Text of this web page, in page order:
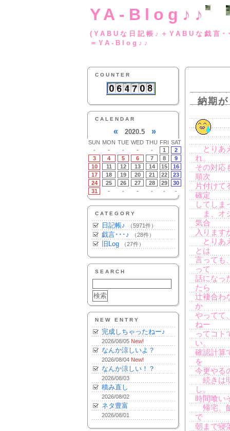
YA-Blog♪♪
(YABUな日記帳♪
＝YA-Blog♪♪
COUNTER
CALENDAR
« 2020.5 »
SUN MON TUE WED THU FRI SAT
-
- - - - 1
2
3
4 5 6 7 8
9
10
11 12 13 14 15
16
17
18 19 20 21 22
23
24
25 26 27 28 29
30
31
- - - - - -
CATEGORY
日記帳♪ （5971件）
戯言･･･♪ （28件）
旧Log （27件）
SEARCH
NEW ENTRY
完成しちゃったねー♪
2026/08/05 New!
なんか涼しいよ？
2026/08/04 New!
なんか涼しい！？
2026/08/03
積み直し
2026/08/02
ネタ豊富
2026/08/01
納期が
とりあ
れ。
その対応
順次
片付けて
確定
してしま
ま、オ
気合
入ります
とりあ
とは
言っても
って
話になっ
たら
辻褄合わ
か
やってて
ねー
ってコト
い。
確認計算
を
今更やる
続きは
し。
時間喰い
帰宅。
で
朝まで寝